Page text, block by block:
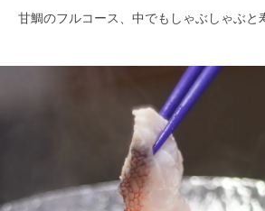
甘鯛のフルコース、中でもしゃぶしゃぶと